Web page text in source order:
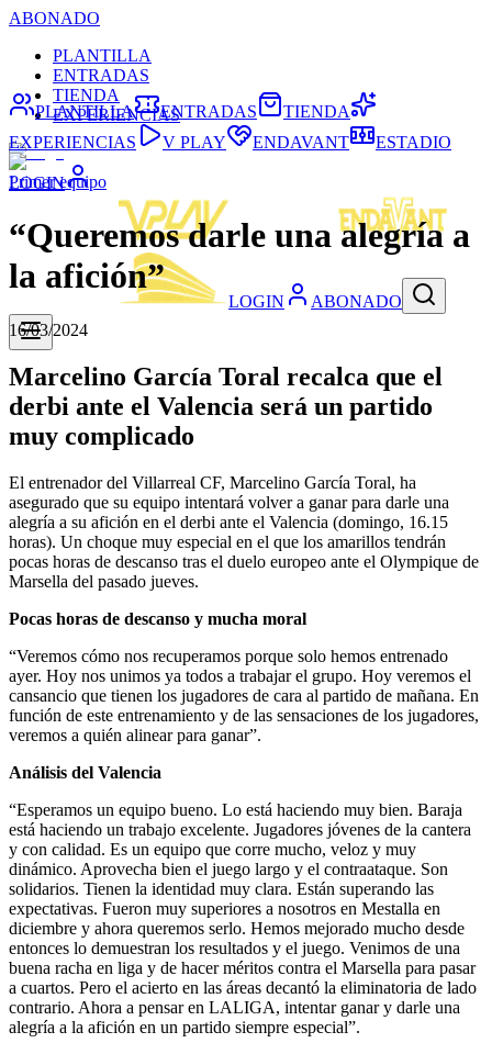
ABONADO
PLANTILLA
ENTRADAS
TIENDA
EXPERIENCIAS
LOGIN
LOGIN ABONADO
PLANTILLA ENTRADAS
TIENDA
EXPERIENCIAS
V PLAY ENDAVANT ESTADIO
Primer equipo
“Queremos darle una alegría a
la afición”
16/03/2024
Marcelino García Toral recalca que el
derbi ante el Valencia será un partido
muy complicado
El entrenador del Villarreal CF, Marcelino García Toral, ha
asegurado que su equipo intentará volver a ganar para darle una
alegría a su afición en el derbi ante el Valencia (domingo, 16.15
horas). Un choque muy especial en el que los amarillos tendrán
pocas horas de descanso tras el duelo europeo ante el Olympique de
Marsella del pasado jueves.
Pocas horas de descanso y mucha moral
“Veremos cómo nos recuperamos porque solo hemos entrenado
ayer. Hoy nos unimos ya todos a trabajar el grupo. Hoy veremos el
cansancio que tienen los jugadores de cara al partido de mañana. En
función de este entrenamiento y de las sensaciones de los jugadores,
veremos a quién alinear para ganar”.
Análisis del Valencia
“Esperamos un equipo bueno. Lo está haciendo muy bien. Baraja
está haciendo un trabajo excelente. Jugadores jóvenes de la cantera
y con calidad. Es un equipo que corre mucho, veloz y muy
dinámico. Aprovecha bien el juego largo y el contraataque. Son
solidarios. Tienen la identidad muy clara. Están superando las
expectativas. Fueron muy superiores a nosotros en Mestalla en
diciembre y ahora queremos serlo. Hemos mejorado mucho desde
entonces lo demuestran los resultados y el juego. Venimos de una
buena racha en liga y de hacer méritos contra el Marsella para pasar
a cuartos. Pero el acierto en las áreas decantó la eliminatoria de lado
contrario. Ahora a pensar en LALIGA, intentar ganar y darle una
alegría a la afición en un partido siempre especial”.